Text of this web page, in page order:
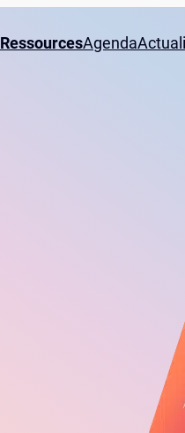
RessourcesAgenda